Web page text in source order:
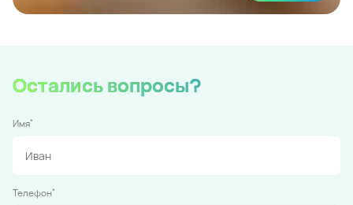
Остались вопросы?
Имя*
Телефон*